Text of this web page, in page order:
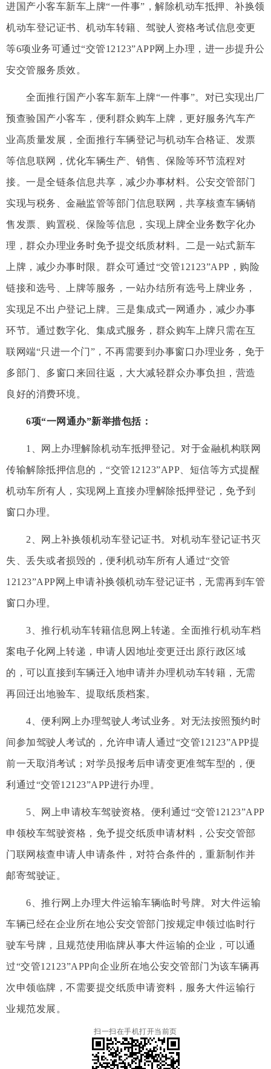
进国产小客车新车上牌“一件事”，解除机动车抵押、补换领
机动车登记证书、机动车转籍、驾驶人资格考试信息变更
等6项业务可通过“交管12123”APP网上办理，进一步提升公
安交管服务质效。
全面推行国产小客车新车上牌“一件事”。对已实现出厂
预查验国产小客车，便利群众购车上牌，更好服务汽车产
业高质量发展，全面推行车辆登记与机动车合格证、发票
等信息联网，优化车辆生产、销售、保险等环节流程对
接。一是全链条信息共享，减少办事材料。公安交管部门
实现与税务、金融监管等部门信息联网，共享核查车辆销
售发票、购置税、保险等信息，实现上牌全业务数字化办
理，群众办理业务时免予提交纸质材料。二是一站式新车
上牌，减少办事时限。群众可通过“交管12123”APP，购险
链接和选号、上牌等服务，一站办结所有选号上牌业务，
实现足不出户登记上牌。三是集成式一网通办，减少办事
环节。通过数字化、集成式服务，群众购车上牌只需在互
联网端“只进一个门”，不再需要到办事窗口办理业务，免于
多部门、多窗口来回往返，大大减轻群众办事负担，营造
良好的消费环境。
6项“一网通办”新举措包括：
1、网上办理解除机动车抵押登记。对于金融机构联网
传输解除抵押信息的，“交管12123”APP、短信等方式提醒
机动车所有人，实现网上直接办理解除抵押登记，免予到
窗口办理。
2、网上补换领机动车登记证书。对机动车登记证书灭
失、丢失或者损毁的，便利机动车所有人通过“交管
12123”APP网上申请补换领机动车登记证书，无需再到车管
窗口办理。
3、推行机动车转籍信息网上转递。全面推行机动车档
案电子化网上转递，申请人因地址变更迁出原行政区域
的，可以直接到车辆迁入地申请并办理机动车转籍，无需
再回迁出地验车、提取纸质档案。
4、便利网上办理驾驶人考试业务。对无法按照预约时
间参加驾驶人考试的，允许申请人通过“交管12123”APP提
前一天取消考试；对学员报考后申请变更准驾车型的，便
利通过“交管12123”APP进行办理。
5、网上申请校车驾驶资格。便利通过“交管12123”APP
申领校车驾驶资格，免予提交纸质申请材料，公安交管部
门联网核查申请人申请条件，对符合条件的，重新制作并
邮寄驾驶证。
6、推行网上办理大件运输车辆临时号牌。对大件运输
车辆已经在企业所在地公安交管部门按规定申领过临时行
驶车号牌，且规范使用临牌从事大件运输的企业，可以通
过“交管12123”APP向企业所在地公安交管部门为该车辆再
次申领临牌，不需要提交纸质申请资料，服务大件运输行
业规范发展。
扫一扫在手机打开当前页